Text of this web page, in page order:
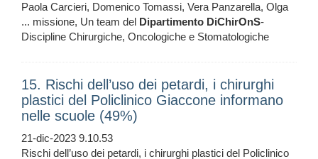
Paola Carcieri, Domenico Tomassi, Vera Panzarella, Olga
... missione, Un team del Dipartimento DiChirOnS-
Discipline Chirurgiche, Oncologiche e Stomatologiche
15. Rischi dell’uso dei petardi, i chirurghi
plastici del Policlinico Giaccone informano
nelle scuole (49%)
21-dic-2023 9.10.53
Rischi dell’uso dei petardi, i chirurghi plastici del Policlinico